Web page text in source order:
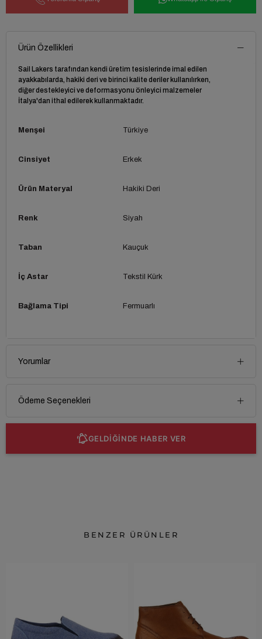
Ürün Özellikleri
Sail Lakers tarafından kendi üretim tesislerinde imal edilen
ayakkabılarda, hakiki deri ve birinci kalite deriler kullanılırken,
diğer destekleyici ve deformasyonu önleyici malzemeler
İtalya'dan ithal edilerek kullanmaktadır.
Menşei Türkiye
Cinsiyet Erkek
Ürün Materyal Hakiki Deri
Renk Siyah
Taban Kauçuk
İç Astar Tekstil Kürk
Bağlama Tipi Fermuarlı
Yorumlar
Ödeme Seçenekleri
GELDİĞİNDE HABER VER
BENZER ÜRÜNLER